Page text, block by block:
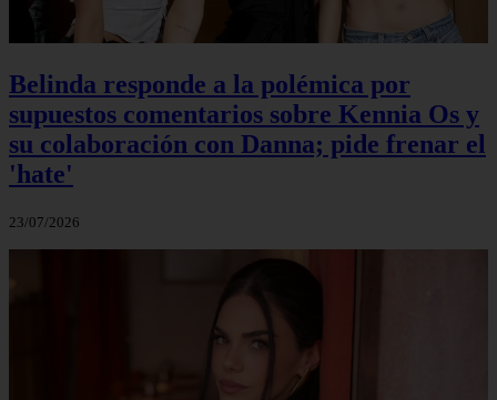
Belinda responde a la polémica por
supuestos comentarios sobre Kennia Os y
su colaboración con Danna; pide frenar el
'hate'
23/07/2026